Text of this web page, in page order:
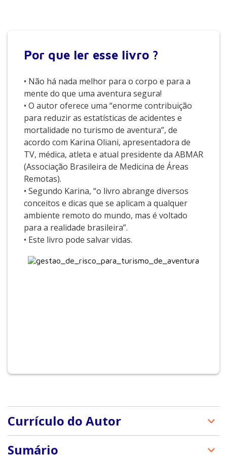
Por que ler esse livro ?
• Não há nada melhor para o corpo e para a
mente do que uma aventura segura!
• O autor oferece uma “enorme contribuição
para reduzir as estatísticas de acidentes e
mortalidade no turismo de aventura”, de
acordo com Karina Oliani, apresentadora de
TV, médica, atleta e atual presidente da ABMAR
(Associação Brasileira de Medicina de Áreas
Remotas).
• Segundo Karina, “o livro abrange diversos
conceitos e dicas que se aplicam a qualquer
ambiente remoto do mundo, mas é voltado
para a realidade brasileira”.
• Este livro pode salvar vidas.
Currículo do Autor
Jodrian Freitas: Consultor de gestão organizacional,
Sumário